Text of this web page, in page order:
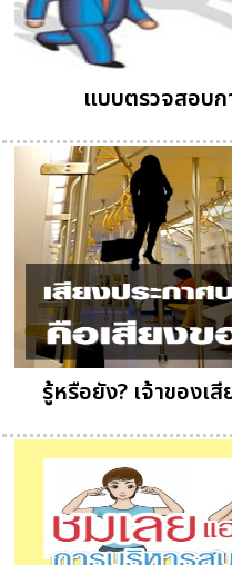
แบบตรวจสอบก
รู้หรือยัง? เจ้าของเ